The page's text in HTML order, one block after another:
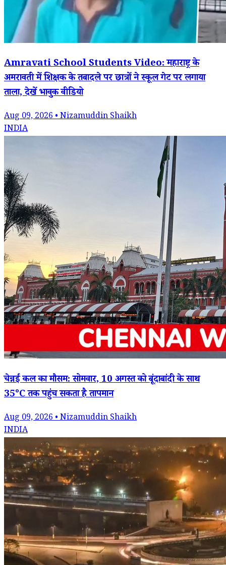
Amravati School Students Video: महाराष्ट्र के
अमरावती में शिक्षक के तबादले पर छात्रों ने स्कूल गेट पर लगाया
ताला, देखें भावुक वीडियो
Aug 09, 2026 • Nizamuddin Shaikh
INDIA
चेन्नई कल का मौसम: सोमवार, 10 अगस्त को बूंदाबांदी के साथ
35°C तक पहुंच सकता है तापमान
Aug 09, 2026 • Nizamuddin Shaikh
INDIA